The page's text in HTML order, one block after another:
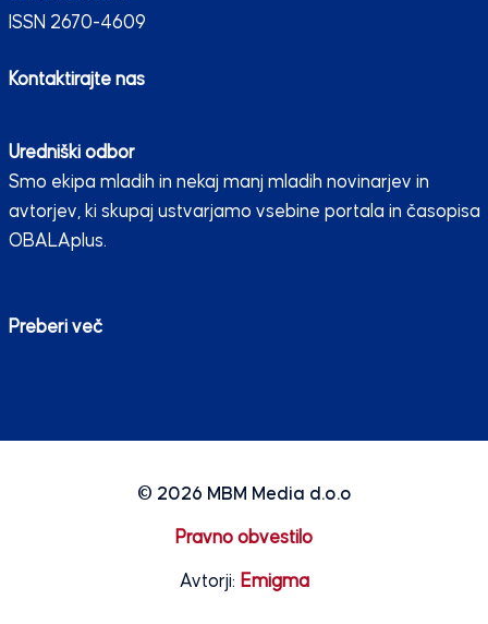
ISSN 2670-4609
Kontaktirajte nas
Uredniški odbor
Smo ekipa mladih in nekaj manj mladih novinarjev in
avtorjev, ki skupaj ustvarjamo vsebine portala in časopisa
OBALAplus.
Preberi več
© 2026 MBM Media d.o.o
Pravno obvestilo
Avtorji: Emigma